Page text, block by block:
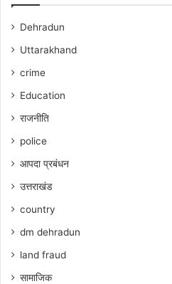
Dehradun
Uttarakhand
crime
Education
राजनीति
police
आपदा प्रबंधन
उत्तराखंड
country
dm dehradun
land fraud
सामाजिक